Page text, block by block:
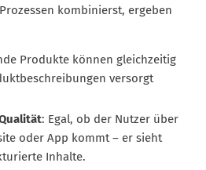
kombinierst, ergeben
Produkte können gleichzeitig
versorgt
: Egal, ob der Nutzer über
oder App kommt – er sieht
Inhalte.